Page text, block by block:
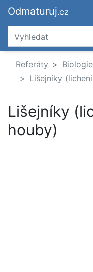
Odmaturuj.cz
Referáty
Lišejníky
Lišejníky
houby)